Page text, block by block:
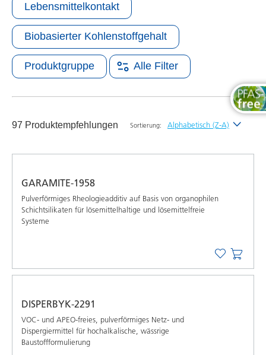
Lebensmittelkontakt
Biobasierter Kohlenstoffgehalt
Produktgruppe Alle Filter
97 Produktempfehlungen Sortierung: Alphabetisch (Z-A)
GARAMITE-1958
Pulverförmiges Rheologieadditiv auf Basis von organophilen
Schichtsilikaten für lösemittelhaltige und lösemittelfreie
Systeme
DISPERBYK-2291
VOC- und APEO-freies, pulverförmiges Netz- und
Dispergiermittel für hochalkalische, wässrige
Baustoffformulierung